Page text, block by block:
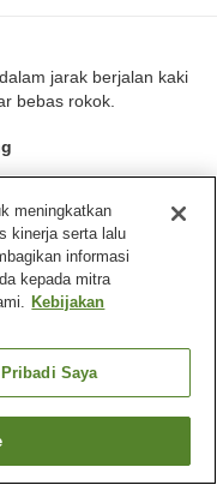
jarak berjalan kaki
bebas rokok.
penjual otomatis
meningkatkan
kinerja serta lalu
informasi
kepada mitra
Kebijakan
Saya